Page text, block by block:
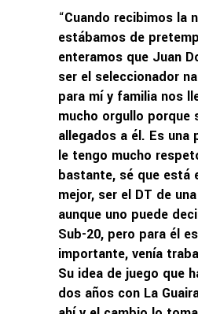
“Cuando recibimos la
estábamos de
enteramos que Juan
ser el seleccionador
para mí y familia nos
mucho orgullo porque
allegados a él. Es una
le tengo mucho
bastante, sé que está
mejor, ser el DT de
aunque uno puede
Sub-20, pero para él
importante, venía
Su idea de juego que
dos años con La